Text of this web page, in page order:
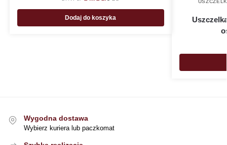
Dodaj do koszyka
Wygodna dostawa
Wybierz kuriera lub paczkomat